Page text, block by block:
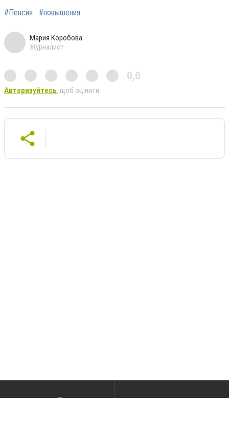
#Пенсия #повышения
Мария Коробова
Журналист
0,0
Авторизуйтесь, щоб оцінити